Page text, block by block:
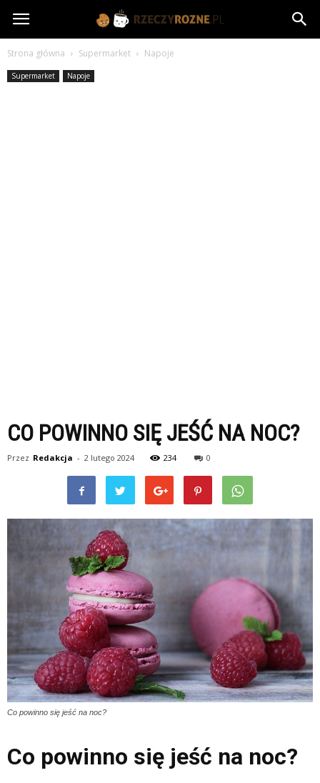
rzeczyrozne.pl
Strona główna Supermarket Napoje
Supermarket Napoje
CO POWINNO SIĘ JEŚĆ NA NOC?
Przez Redakcja - 2 lutego 2024 234 0
Co powinno się jeść na noc?
Co powinno się jeść na noc?